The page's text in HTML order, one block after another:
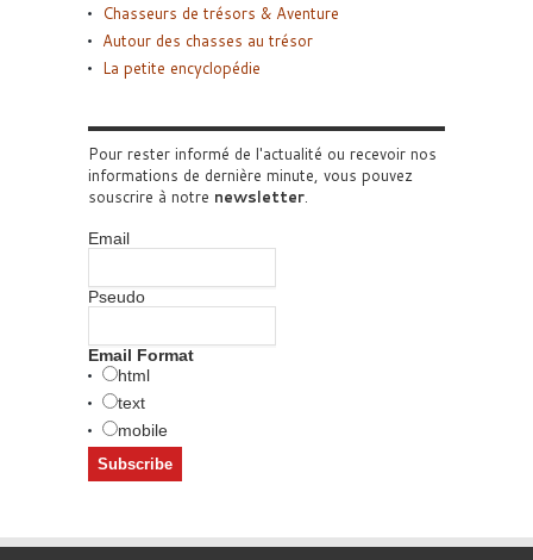
Chasseurs de trésors & Aventure
Autour des chasses au trésor
La petite encyclopédie
Pour rester informé de l'actualité ou recevoir nos
informations de dernière minute, vous pouvez
souscrire à notre newsletter.
Email
Pseudo
Email Format
html
text
mobile